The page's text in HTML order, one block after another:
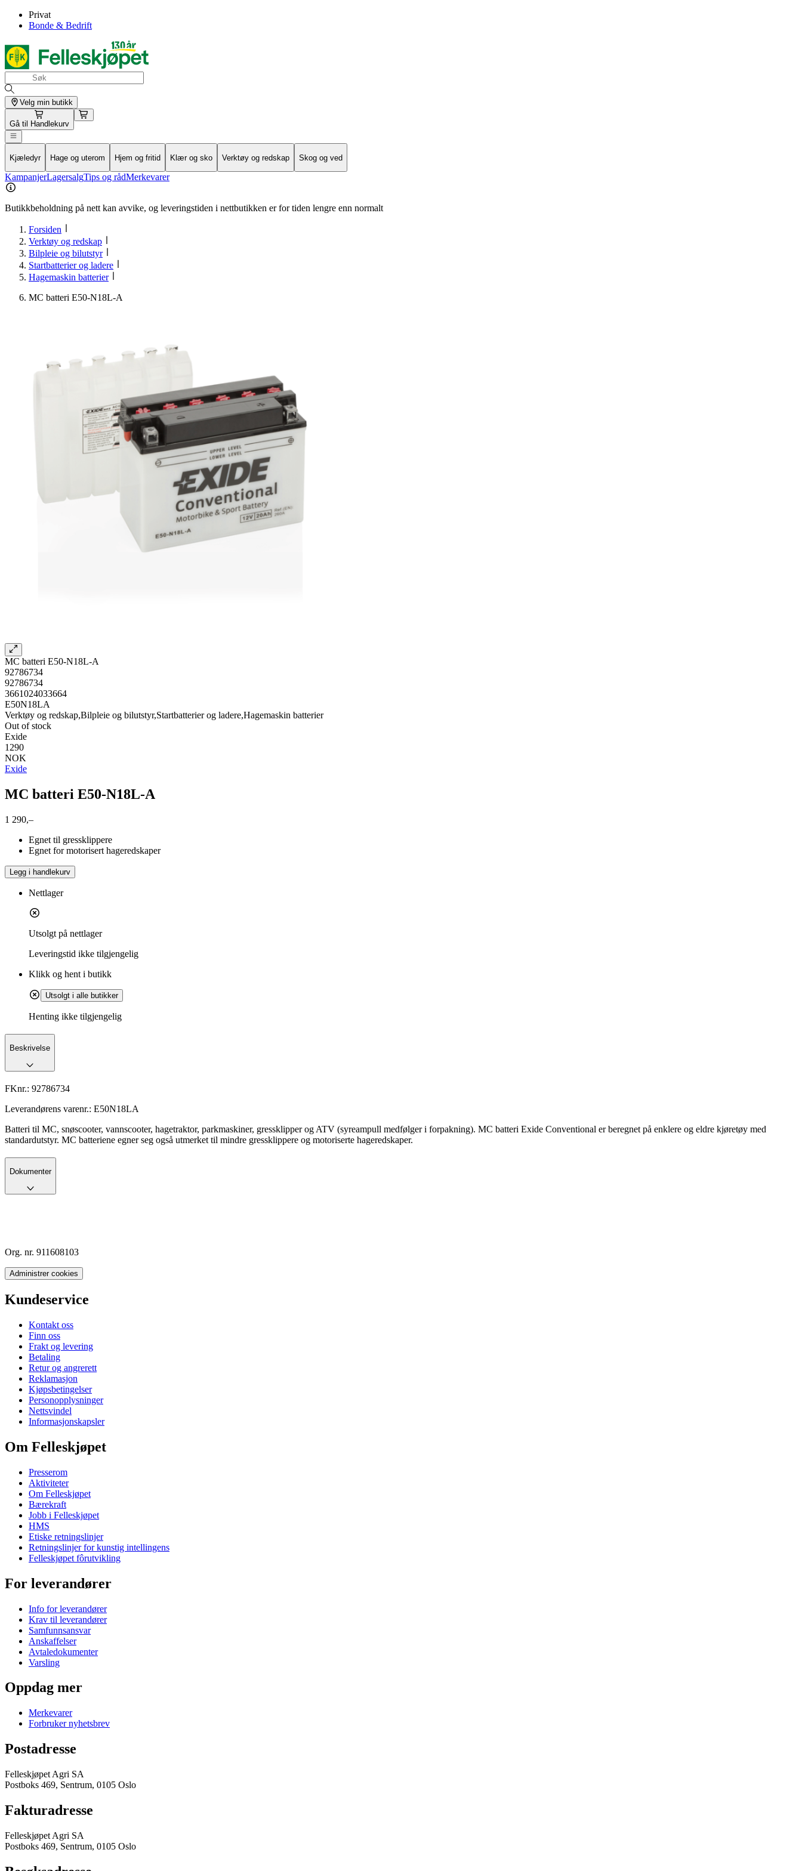
Privat
Bonde & Bedrift
Velg min butikk
Gå til Handlekurv
Kjæledyr Hage og uterom Hjem og fritid Klær og sko Verktøy og redskap Skog og ved
KampanjerLagersalgTips og rådMerkevarer
Butikkbeholdning på nett kan avvike, og leveringstiden i nettbutikken er for tiden lengre enn normalt
Forsiden
Verktøy og redskap
Bilpleie og bilutstyr
Startbatterier og ladere
Hagemaskin batterier
MC batteri E50-N18L-A
MC batteri E50-N18L-A
92786734
92786734
3661024033664
E50N18LA
Verktøy og redskap,Bilpleie og bilutstyr,Startbatterier og ladere,Hagemaskin batterier
Out of stock
Exide
1290
NOK
Exide
MC batteri E50-N18L-A
1 290,–
Egnet til gressklippere
Egnet for motorisert hageredskaper
Legg i handlekurv
Nettlager
Utsolgt på nettlager
Leveringstid ikke tilgjengelig
Klikk og hent i butikk
Utsolgt i alle butikker
Henting ikke tilgjengelig
Beskrivelse
FKnr.: 92786734
Leverandørens varenr.: E50N18LA
Batteri til MC, snøscooter, vannscooter, hagetraktor, parkmaskiner, gressklipper og ATV (syreampull medfølger i forpakning). MC batteri Exide Conventional er beregnet på enklere og eldre kjøretøy med
standardutstyr. MC batteriene egner seg også utmerket til mindre gressklippere og motoriserte hageredskaper.
Dokumenter
Org. nr. 911608103
Administrer cookies
Kundeservice
Kontakt oss
Finn oss
Frakt og levering
Betaling
Retur og angrerett
Reklamasjon
Kjøpsbetingelser
Personopplysninger
Nettsvindel
Informasjonskapsler
Om Felleskjøpet
Presserom
Aktiviteter
Om Felleskjøpet
Bærekraft
Jobb i Felleskjøpet
HMS
Etiske retningslinjer
Retningslinjer for kunstig intellingens
Felleskjøpet fôrutvikling
For leverandører
Info for leverandører
Krav til leverandører
Samfunnsansvar
Anskaffelser
Avtaledokumenter
Varsling
Oppdag mer
Merkevarer
Forbruker nyhetsbrev
Postadresse
Felleskjøpet Agri SA
Postboks 469, Sentrum, 0105 Oslo
Fakturadresse
Felleskjøpet Agri SA
Postboks 469, Sentrum, 0105 Oslo